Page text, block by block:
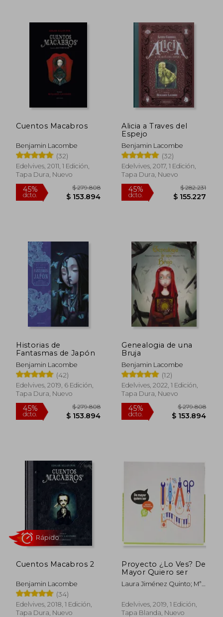
$ 197.702
45%
dcto.
Cuentos Macabros
Benjamin Lacombe
(32)
Edelvives, 2011, 1 Edición,
Tapa Dura, Nuevo
45%
dcto.
$ 279.808
$ 153.894
Alicia a Traves del
Espejo
Benjamin Lacombe
(32)
Edelvives, 2017, 1 Edición,
Tapa Dura, Nuevo
45%
dcto.
Historias de
Fantasmas de Japón
Benjamin Lacombe
(42)
Edelvives, 2019, 6 Edición,
Tapa Dura, Nuevo
45%
dcto. $ 153.894
Genealogia de una
Bruja
Benjamin Lacombe
(12)
Edelvives, 2022, 1 Edición,
Tapa Dura, Nuevo
dcto. $
Cuentos Macabros 2
Benjamin Lacombe
(34)
Edelvives, 2018, 1 Edición,
Tapa Dura, Nuevo
Proyecto ¿Lo Ves? De
Mayor Quiero ser
Laura Jiménez Quinto; Mª
Echevarría Soriano
Edelvives, 2019, 1 Edición,
Tapa Blanda, Nuevo